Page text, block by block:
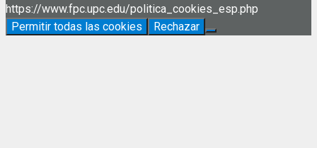
https://www.fpc.upc.edu/politica_cookies_esp.php
Permitir todas las cookies
Rechazar